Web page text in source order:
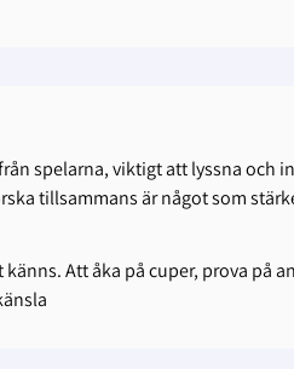
spelarna, viktigt att lyssna och
tillsammans är något som
Att åka på cuper, prova på